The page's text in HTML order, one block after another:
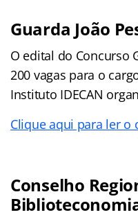
Guarda João
O edital do Concurso
200 vagas para o
Instituto IDECAN
Clique aqui para ler
Conselho